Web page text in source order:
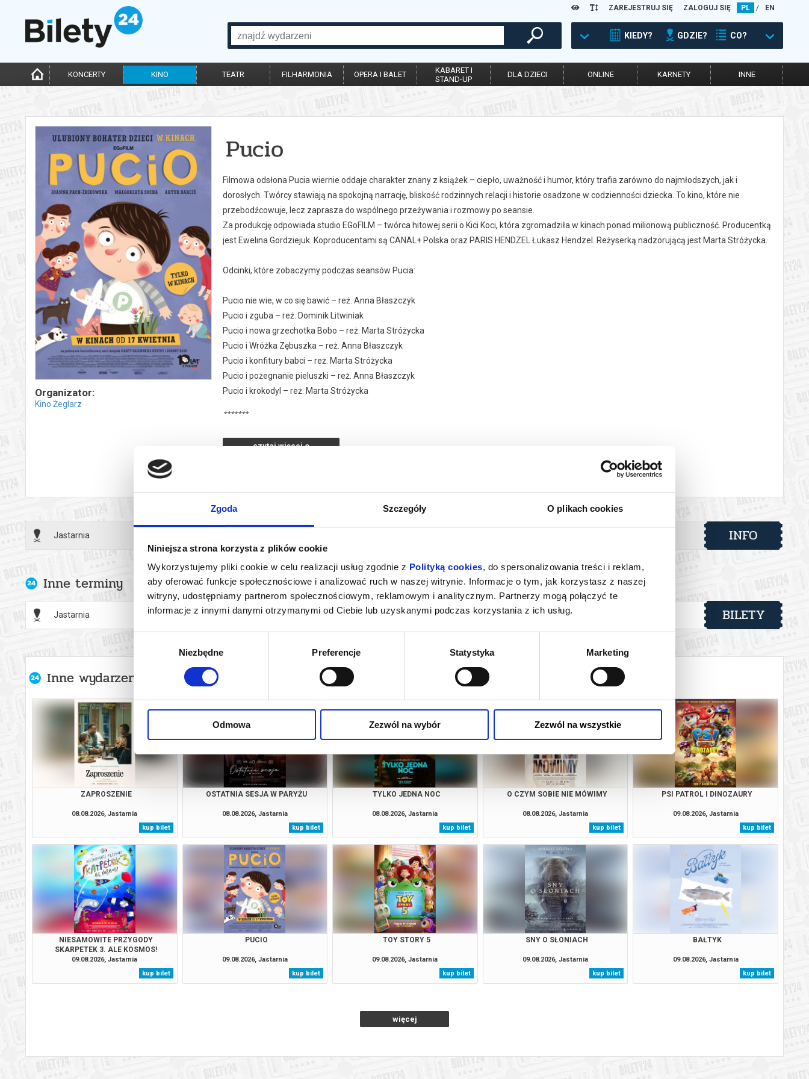
Zgoda Szczegóły O plikach cookies
Niniejsza strona korzysta z plików cookie
Wykorzystujemy pliki cookie w celu realizacji usług zgodnie z Polityką cookies, do spersonalizowania treści i reklam,
aby oferować funkcje społecznościowe i analizować ruch w naszej witrynie. Informacje o tym, jak korzystasz z naszej
witryny, udostępniamy partnerom społecznościowym, reklamowym i analitycznym. Partnerzy mogą połączyć te
informacje z innymi danymi otrzymanymi od Ciebie lub uzyskanymi podczas korzystania z ich usług.
Niezbędne Preferencje Statystyka Marketing
Odmowa Zezwól na wybór Zezwól na wszystkie
ZAREJESTRUJ SIĘ ZALOGUJ SIĘ PL / EN
KIEDY? GDZIE? CO?
KONCERTY KINO TEATR FILHARMONIA OPERA I BALET
KABARET I
STAND-UP
DLA DZIECI ONLINE KARNETY INNE
Organizator:
Kino Żeglarz
Pucio
Filmowa odsłona Pucia wiernie oddaje charakter znany z książek – ciepło, uważność i humor, który trafia zarówno do najmłodszych, jak i
dorosłych. Twórcy stawiają na spokojną narrację, bliskość rodzinnych relacji i historie osadzone w codzienności dziecka. To kino, które nie
przebodźcowuje, lecz zaprasza do wspólnego przeżywania i rozmowy po seansie.
Za produkcję odpowiada studio EGoFILM – twórca hitowej serii o Kici Koci, która zgromadziła w kinach ponad milionową publiczność. Producentką
jest Ewelina Gordziejuk. Koproducentami są CANAL+ Polska oraz PARIS HENDZEL Łukasz Hendzel. Reżyserką nadzorującą jest Marta Stróżycka.
Odcinki, które zobaczymy podczas seansów Pucia:
Pucio nie wie, w co się bawić – reż. Anna Błaszczyk
Pucio i zguba – reż. Dominik Litwiniak
Pucio i nowa grzechotka Bobo – reż. Marta Stróżycka
Pucio i Wróżka Zębuszka – reż. Anna Błaszczyk
Pucio i konfitury babci – reż. Marta Stróżycka
Pucio i pożegnanie pieluszki – reż. Anna Błaszczyk
Pucio i krokodyl – reż. Marta Stróżycka
*******
Bezpieczne zakupy w Bilety24. W przypadku odwołania wydarzenia, gwarantujemy automatyczny zwrot środków potwierdzony komunikatem
czytaj więcej o
Jastarnia INFO
Inne terminy
Jastarnia 09.08.2026 , g. 12:30 (niedziela) Kino Żeglarz - Jastarnia BILETY
Inne wydarzenia organizatora
ZAPROSZENIE
08.08.2026, Jastarnia
kup bilet
OSTATNIA SESJA W PARYŻU
08.08.2026, Jastarnia
kup bilet
TYLKO JEDNA NOC
08.08.2026, Jastarnia
kup bilet
O CZYM SOBIE NIE MÓWIMY
08.08.2026, Jastarnia
kup bilet
PSI PATROL I DINOZAURY
09.08.2026, Jastarnia
kup bilet
NIESAMOWITE PRZYGODY
SKARPETEK 3. ALE KOSMOS!
09.08.2026, Jastarnia
kup bilet
PUCIO
09.08.2026, Jastarnia
kup bilet
TOY STORY 5
09.08.2026, Jastarnia
kup bilet
SNY O SŁONIACH
09.08.2026, Jastarnia
kup bilet
BAŁTYK
09.08.2026, Jastarnia
kup bilet
więcej